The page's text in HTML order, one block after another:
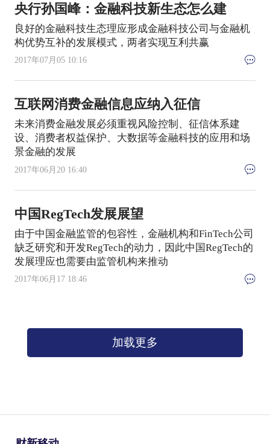
央行孙国峰：金融科技新生态怎么建
良好的金融科技生态理应形成金融科技公司与金融机
构优势互补的发展模式，两者实现互利共赢
2017年07月05 10:16
互联网消费金融信息应纳入征信
未来消费金融发展必须重视风险控制、征信体系建
设、消费者权益保护、大数据等金融科技的应用和场
景金融的发展
2017年06月20 16:40
中国RegTech发展展望
由于中国金融监管的包容性，金融机构和FinTech公司
缺乏研究和开发RegTech的动力，因此中国RegTech的
发展理应也需要由监管机构来推动
2017年06月17 18:46
加载更多